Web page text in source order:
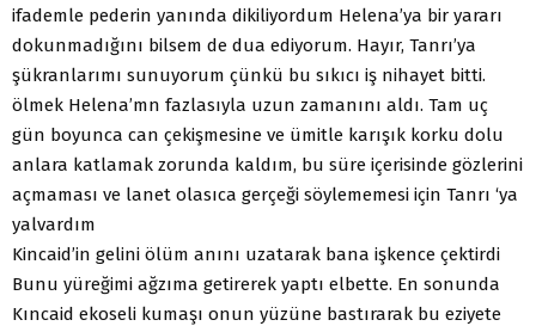
ifademle pederin yanında dikiliyordum Helena’ya bir yararı
do­kunmadığını bilsem de dua ediyorum. Hayır, Tanrı’ya
şükranla­rımı sunuyorum çünkü bu sıkıcı iş nihayet bitti.
ölmek Helena’mn fazlasıyla uzun zamanını aldı. Tam uç
gün boyunca can çekişmesine ve ümitle karışık korku dolu
anlara kat­lamak zorunda kaldım, bu süre içerisinde gözlerini
açmaması ve lanet olasıca gerçeği söylememesi için Tanrı ‘ya
yalvardım
Kincaid’in gelini ölüm anını uzatarak bana işkence çektirdi
Bunu yüreğimi ağzıma getirerek yaptı elbette. En sonunda
Kıncaid ekoseli kumaşı onun yüzüne bastırarak bu eziyete